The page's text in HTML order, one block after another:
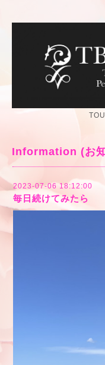
Information (お
2023-07-06 18:12:00
毎日続けてみたら